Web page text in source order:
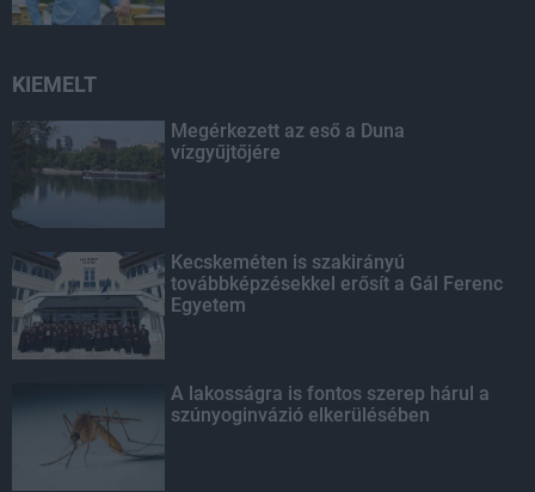
KIEMELT
Megérkezett az eső a Duna
vízgyűjtőjére
Kecskeméten is szakirányú
továbbképzésekkel erősít a Gál Ferenc
Egyetem
A lakosságra is fontos szerep hárul a
szúnyoginvázió elkerülésében